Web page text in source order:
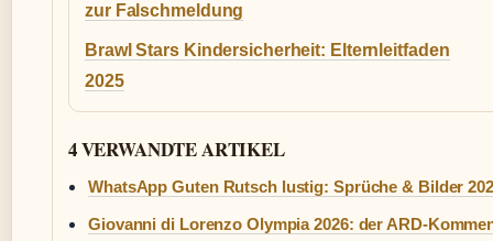
zur Falschmeldung
Brawl Stars Kindersicherheit: Elternleitfaden
2025
4 VERWANDTE ARTIKEL
WhatsApp Guten Rutsch lustig: Sprüche & Bilder
Giovanni di Lorenzo Olympia 2026: der ARD-